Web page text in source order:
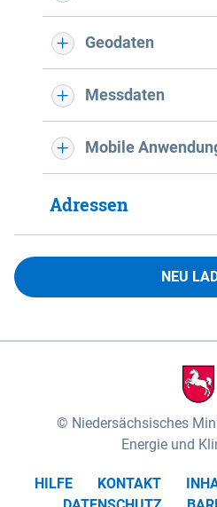
Geodaten
Messdaten
Mobile
Adressen
NEU
Niedersächsisches
Energie und
HILFE KONTAKT